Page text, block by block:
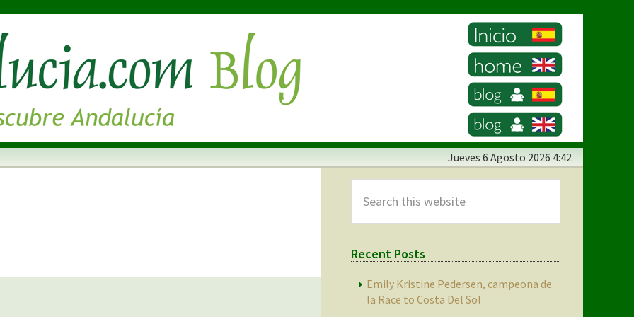
Jueves 6 Agosto 2026 4:42
Sidebar
this
website
Recent Posts
Emily Kristine Pedersen, campeona de
la Race to Costa Del Sol